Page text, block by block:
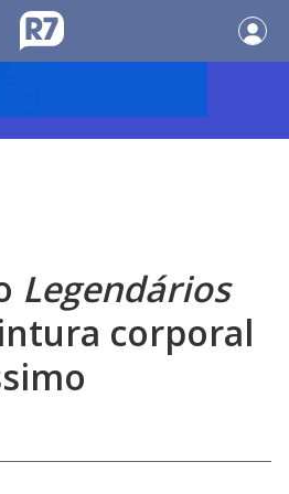
Legendários
corporal